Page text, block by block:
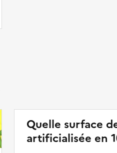
Quelle surface
artificialisée en